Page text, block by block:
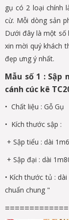
gụ có 2 loại chính
cừ. Mỗi dòng sản
Dưới đây là một số
xin mời quý khách
đẹp ưng ý nhất.
Mẫu số 1 : Sập
cánh cúc kê
• Chất liệu : Gỗ Gụ
• Kích thước sập :
+ Sập tiểu : dài
+ Sập đại : dài
• Kích thước tủ :
chuẩn chung "